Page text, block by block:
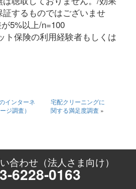
するものではございませ
5%以上/n=100
ト保険の利用経験者もしくは
インターネ
ジ調査）
宅配クリーニングに
関する満足度調査 »
合わせ（法人さま向け）
6228-0163